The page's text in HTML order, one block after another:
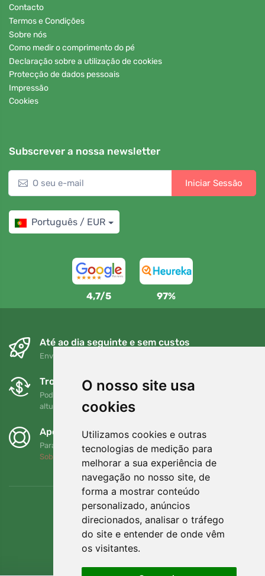
O nosso site usa
cookies
Utilizamos cookies e outras
tecnologias de medição para
melhorar a sua experiência de
navegação no nosso site, de
forma a mostrar conteúdo
personalizado, anúncios
direcionados, analisar o tráfego
do site e entender de onde vêm
os visitantes.
Contacto
Termos e Condições
Sobre nós
Como medir o comprimento do pé
Declaração sobre a utilização de cookies
Protecção de dados pessoais
Impressão
Cookies
Subscrever a nossa newsletter
Iniciar Sessão
Português / EUR
4,7/5 97%
Até ao dia seguinte e sem custos
Envio gratuito para encomendas superiores a 80 EUR
Trocas e devoluções gratuitas
Pode devolver ou trocar a sua encomenda em qualquer
altura no prazo de 90 dias
Apoiamos a Trees.org
Para cada encomenda plantamos uma árvore! Leia mais
Sobre nós